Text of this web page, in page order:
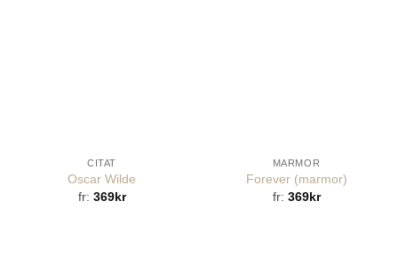
CITAT
Oscar Wilde
fr: 369kr
MARMOR
Forever (marmor)
fr: 369kr